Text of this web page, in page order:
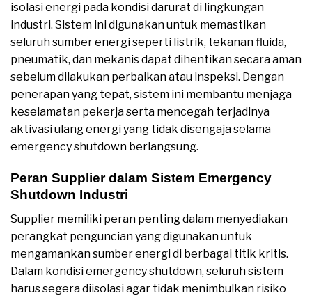
isolasi energi pada kondisi darurat di lingkungan
industri. Sistem ini digunakan untuk memastikan
seluruh sumber energi seperti listrik, tekanan fluida,
pneumatik, dan mekanis dapat dihentikan secara aman
sebelum dilakukan perbaikan atau inspeksi. Dengan
penerapan yang tepat, sistem ini membantu menjaga
keselamatan pekerja serta mencegah terjadinya
aktivasi ulang energi yang tidak disengaja selama
emergency shutdown berlangsung.
Peran Supplier dalam Sistem Emergency
Shutdown Industri
Supplier memiliki peran penting dalam menyediakan
perangkat penguncian yang digunakan untuk
mengamankan sumber energi di berbagai titik kritis.
Dalam kondisi emergency shutdown, seluruh sistem
harus segera diisolasi agar tidak menimbulkan risiko